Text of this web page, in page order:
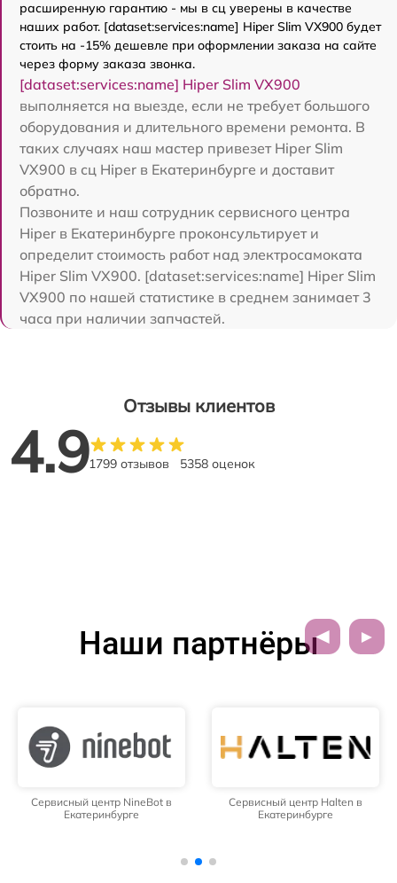
расширенную гарантию - мы в сц уверены в качестве
наших работ. [dataset:services:name] Hiper Slim VX900 будет
стоить на -15% дешевле при оформлении заказа на сайте
через форму заказа звонка.
[dataset:services:name] Hiper Slim VX900
выполняется на выезде, если не требует большого
оборудования и длительного времени ремонта. В
таких случаях наш мастер привезет Hiper Slim
VX900 в сц Hiper в Екатеринбурге и доставит
обратно.
Позвоните и наш сотрудник сервисного центра
Hiper в Екатеринбурге проконсультирует и
определит стоимость работ над электросамоката
Hiper Slim VX900. [dataset:services:name] Hiper Slim
VX900 по нашей статистике в среднем занимает 3
часа при наличии запчастей.
Отзывы клиентов
4.91799 отзывов 5358 оценок
Наши партнёры
Сервисный центр NineBot в
Екатеринбурге
Сервисный центр Halten в
Екатеринбурге